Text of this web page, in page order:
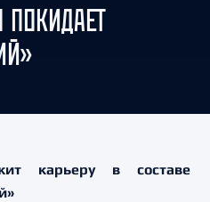
карьеру в составе